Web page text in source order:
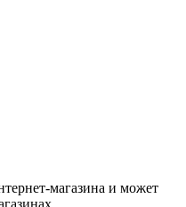
магазина и может